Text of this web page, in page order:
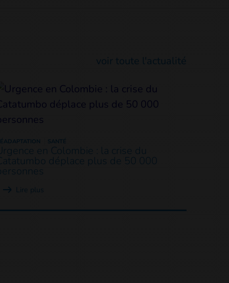
voir toute l'actualité
SANTÉ
en Colombie : la crise du
déplace plus de 50 000
Lire plus